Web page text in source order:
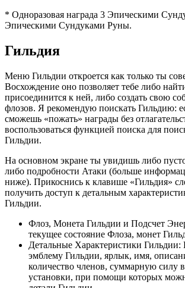
* Одноразовая награда 3 Эпическими
Эпическими Сундуками Руны.
Гильдия
Меню Гильдии откроется как только ты
Восхождение оно позволяет тебе либо
присоединится к ней, либо создать свою
флозов. Я рекомендую поискать Гильдию:
сможешь «пожать» награды без
воспользоваться функцией поиска для
Гильдии.
На основном экране ты увидишь либо
либо подробности Атаки (больше
ниже). Прикоснись к клавише «Гильдия»
получить доступ к детальным
Гильдии.
Флоз, Монета Гильдии и Подсчет
текущее состояние Флоза, монет
Детальные Характеристики Гильдии:
эмблему Гильдии, ярлык, имя,
количество членов, суммарную силу
установки, при помощи которых